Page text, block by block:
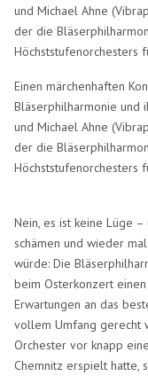
und Michael Ahne
der die
Höchststufenorchesters
Einen märchenhaften
Bläserphilharmonie und
und Michael Ahne
der die
Höchststufenorchesters
Nein, es ist keine Lüge –
schämen und wieder
würde: Die
beim Osterkonzert
Erwartungen an das
vollem Umfang gerecht
Orchester vor knapp
Chemnitz erspielt hatte,